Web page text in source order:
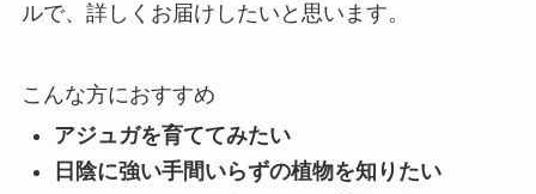
ルで、詳しくお届けしたいと思います。
こんな方におすすめ
アジュガを育ててみたい
日陰に強い手間いらずの植物を知りたい